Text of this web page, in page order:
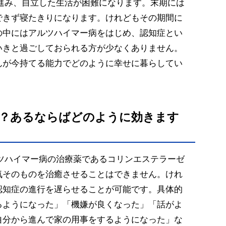
み、自立した生活が困難になります。末期には
ず寝たきりになります。けれどもその期間に
にはアルツハイマー病をはじめ、認知症とい
と過ごしておられる方が少なくありません。
今持てる能力でどのように幸せに暮らしてい
あるならばどのように効きます
ハイマー病の治療薬であるコリンエステラーゼ
のものを治癒させることはできません。けれ
症の進行を遅らせることが可能です。具体的
うになった」「機嫌が良くなった」「話がよ
から進んで家の用事をするようになった」な